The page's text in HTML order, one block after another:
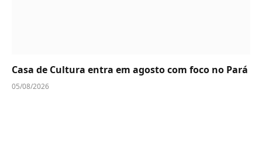
Casa de Cultura entra em agosto com foco no Pará
05/08/2026